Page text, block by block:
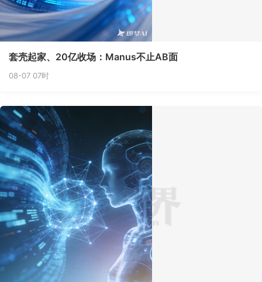
套壳起家、20亿收场：Manus不止AB面
08-07 07时